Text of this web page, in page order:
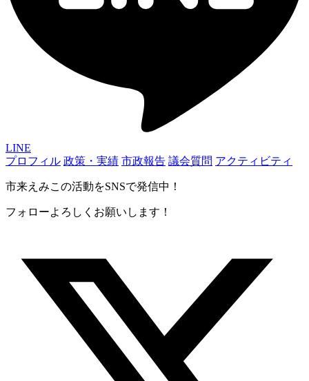
LINE
プロフィル 政策・実績 市政報告 議会質問 アクティビティ
市来えみこの活動をSNSで発信中！
フォローよろしくお願いします！